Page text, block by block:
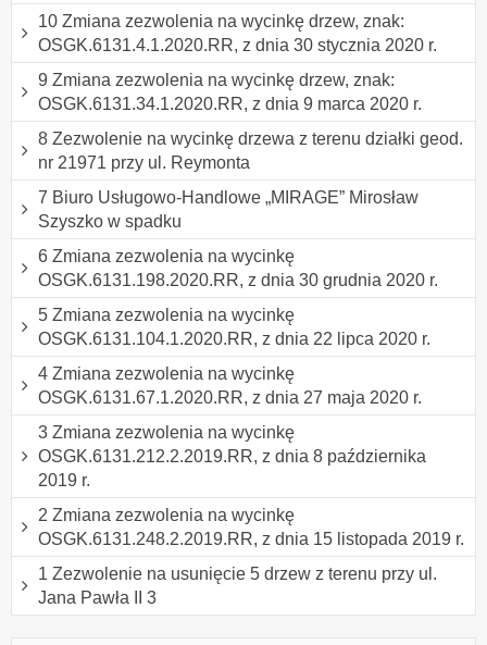
10 Zmiana zezwolenia na wycinkę drzew, znak:
OSGK.6131.4.1.2020.RR, z dnia 30 stycznia 2020 r.
9 Zmiana zezwolenia na wycinkę drzew, znak:
OSGK.6131.34.1.2020.RR, z dnia 9 marca 2020 r.
8 Zezwolenie na wycinkę drzewa z terenu działki geod.
nr 21971 przy ul. Reymonta
7 Biuro Usługowo-Handlowe „MIRAGE” Mirosław
Szyszko w spadku
6 Zmiana zezwolenia na wycinkę
OSGK.6131.198.2020.RR, z dnia 30 grudnia 2020 r.
5 Zmiana zezwolenia na wycinkę
OSGK.6131.104.1.2020.RR, z dnia 22 lipca 2020 r.
4 Zmiana zezwolenia na wycinkę
OSGK.6131.67.1.2020.RR, z dnia 27 maja 2020 r.
3 Zmiana zezwolenia na wycinkę
OSGK.6131.212.2.2019.RR, z dnia 8 października
2019 r.
2 Zmiana zezwolenia na wycinkę
OSGK.6131.248.2.2019.RR, z dnia 15 listopada 2019 r.
1 Zezwolenie na usunięcie 5 drzew z terenu przy ul.
Jana Pawła II 3